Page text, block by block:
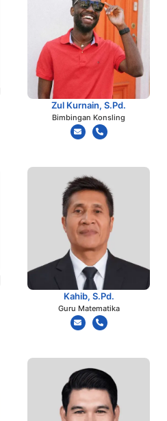
Zul Kurnain, S.Pd.
Bimbingan Konsling
Kahib, S.Pd.
Guru Matematika